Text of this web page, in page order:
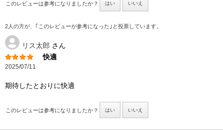
このレビューは参考になりましたか？ はい いいえ
2人の方が、｢このレビューが参考になった｣と投票しています。
リス太郎 さん
快適
2025/07/11
期待したとおりに快適
このレビューは参考になりましたか？ はい いいえ